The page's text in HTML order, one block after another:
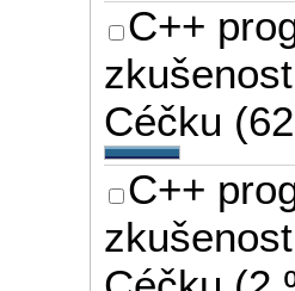
C++
Céčku (
C++